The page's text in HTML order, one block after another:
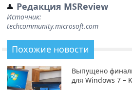
Редакция MSReview
Источник:
techcommunity.microsoft.com
Похожие новости
Выпущено
для Windows 7 –